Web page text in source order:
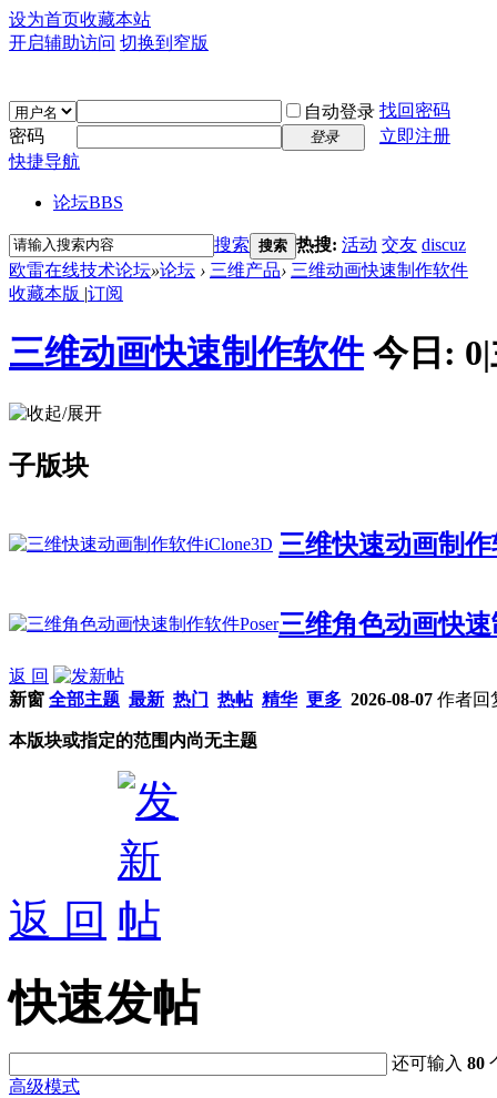
设为首页收藏本站
开启辅助访问 切换到窄版
自动登录 找回密码
密码
登录
立即注册
快捷导航
论坛BBS
搜索 搜索 热搜: 活动 交友 discuz
欧雷在线技术论坛»论坛 › 三维产品› 三维动画快速制作软件
收藏本版 |订阅
三维动画快速制作软件 今日: 0|
子版块
三维快速动画制
三维角色动画快
返 回
新窗 全部主题 最新 热门 热帖 精华 更多 2026-08-07 作者回
本版块或指定的范围内尚无主题
返 回
快速发帖
还可输入80
高级模式